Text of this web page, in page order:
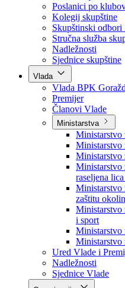
Skupština BPK
Rukovodstvo
Poslanici po
Poslanici po
Kolegij skupštine
Skupštinski odbori
Stručna služba
Nadležnosti
Sjednice skupštine
Vlada
Vlada BPK Goražde
Premijer
Članovi Vlade
Ministarstva
Ministarstvo
Ministarstvo
Ministarstvo
Ministarstvo
raseljena
Ministarstvo
zaštitu
Ministarstvo
i sport
Ministarstvo
Ministarstvo
Ured Vlade i